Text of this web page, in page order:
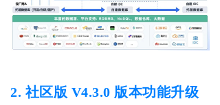
2. 社区版 V4.3.0 版本功能升级